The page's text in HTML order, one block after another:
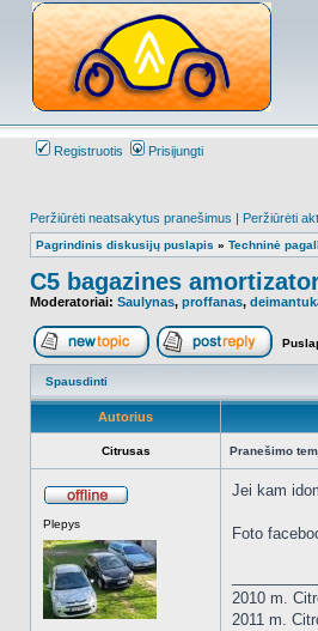
Registruotis Prisijungti
Peržiūrėti neatsakytus pranešimus | Peržiūrėti
Pagrindinis diskusijų puslapis » Techninė
C5 bagazines
Moderatoriai: Saulynas, proffanas,
Naujos temos kūrimas
Spausdinti
Autorius
Citrusas Pranešimo
Plepys
Jei kam
Foto
2010 m.
2011 m.